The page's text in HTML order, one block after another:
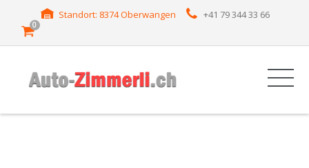
Standort: 8374 Oberwangen +41 79 344 33 66
0